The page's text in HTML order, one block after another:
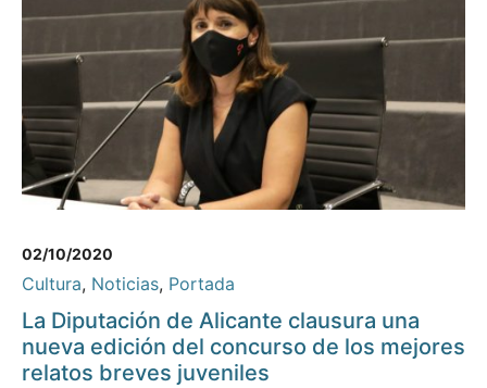
02/10/2020
Cultura, Noticias, Portada
La Diputación de Alicante clausura una
nueva edición del concurso de los mejores
relatos breves juveniles